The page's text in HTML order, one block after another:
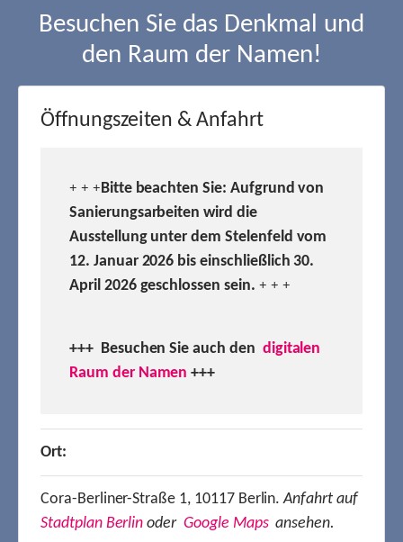
Besuchen Sie das Denkmal und
den Raum der Namen!
Öffnungszeiten & Anfahrt
+ + +Bitte beachten Sie: Aufgrund von
Sanierungsarbeiten wird die
Ausstellung unter dem Stelenfeld vom
12. Januar 2026 bis einschließlich 30.
April 2026 geschlossen sein. + + +
+++ Besuchen Sie auch den digitalen
Raum der Namen +++
Ort:
Cora-Berliner-Straße 1, 10117 Berlin.Anfahrt auf
Stadtplan Berlin oder Google Mapsansehen.